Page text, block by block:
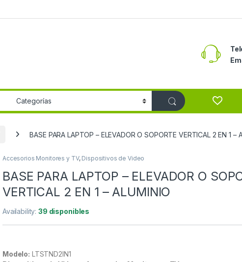
BASE PARA LAPTOP – ELEVADOR O SOPORTE VERTICAL 2 EN 1 –
Accesorios Monitores y TV, Dispositivos de Video
BASE PARA LAPTOP – ELEVADOR O
VERTICAL 2 EN 1 – ALUMINIO
Availability:39 disponibles
Modelo: LTSTND2IN1